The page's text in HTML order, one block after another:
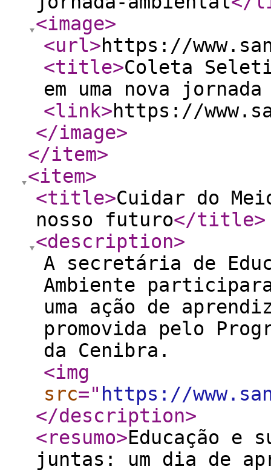
<image>
<url>https://
<title>Coleta
em uma nova
<link>https://
</image>
</item>
<item>
<title>Cuidar do
nosso futuro</title>
<description>
A secretária de
Ambiente
uma ação de
promovida pelo
da Cenibra.
<img
src=" https://
</description>
<resumo>Educação e
juntas: um dia de